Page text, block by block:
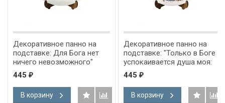
Декоративное панно на
подставке: Для Бога нет
ничего невозможного"
Лука 1:37
445₽
В корзину
Декоративное панно на
подставке: "Только в Боге
успокаивается душа моя:
от Него спасение мое" Пс
61:2
445₽
В корзину